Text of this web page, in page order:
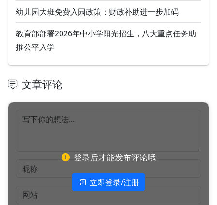
幼儿园大班免费入园政策：财政补助进一步加码
教育部部署2026年中小学阳光招生，八大重点任务助
推公平入学
文章评论
登录后才能发布评论哦
立即登录/注册